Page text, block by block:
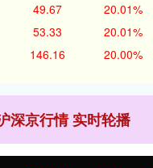
49.67 20.01%
53.33 20.01%
146.16 20.00%
深京行情 实时轮播